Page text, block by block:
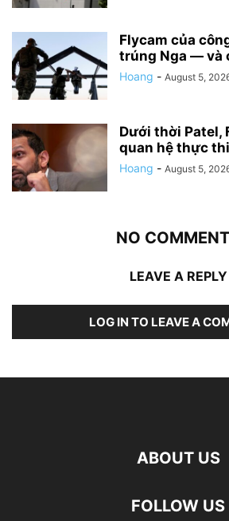
Flycam của
trúng Nga — và
Hoang - August 5,
Dưới thời Patel,
quan hệ thực
Hoang - August 5,
NO
LEAVE A REPLY
LOG IN TO LEAVE A
ABOUT US
FOLLOW US